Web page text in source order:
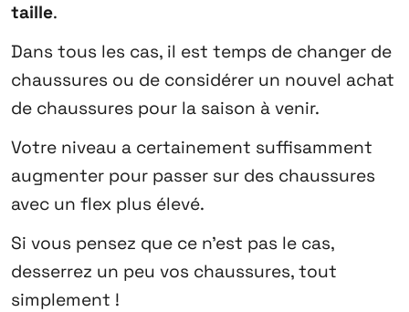
taille.
Dans tous les cas, il est temps de changer de
chaussures ou de considérer un nouvel achat
de chaussures pour la saison à venir.
Votre niveau a certainement suffisamment
augmenter pour passer sur des chaussures
avec un flex plus élevé.
Si vous pensez que ce n’est pas le cas,
desserrez un peu vos chaussures, tout
simplement !